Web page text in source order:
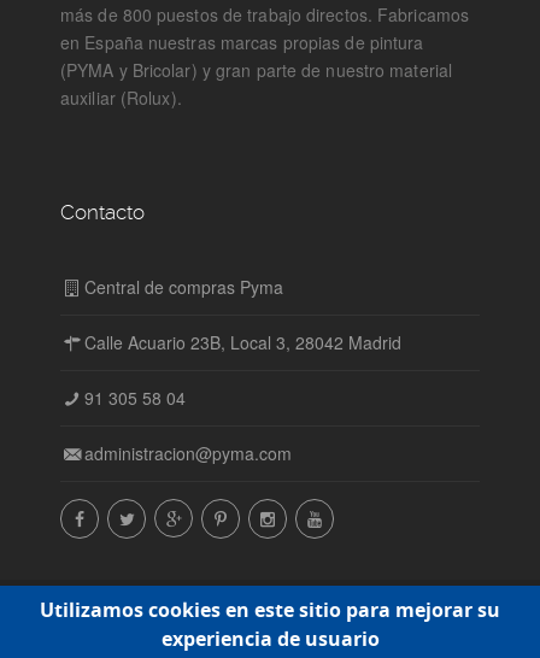
más de 800 puestos de trabajo directos. Fabricamos
en España nuestras marcas propias de pintura
(PYMA y Bricolar) y gran parte de nuestro material
auxiliar (Rolux).
Contacto
Central de compras Pyma
Calle Acuario 23B, Local 3, 28042 Madrid
91 305 58 04
administracion@pyma.com
© Central de compras Pyma SL. Todos los derechos
reservados. 2015-2016 |
Política de cookies
Utilizamos cookies en este sitio para mejorar su
experiencia de usuario